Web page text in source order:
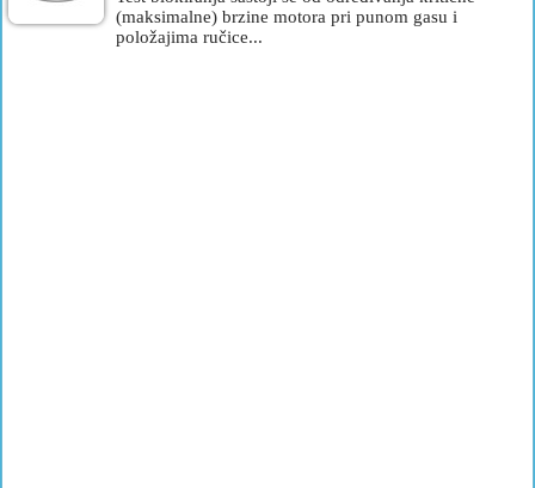
(maksimalne) brzine motora pri punom gasu i
položajima ručice...